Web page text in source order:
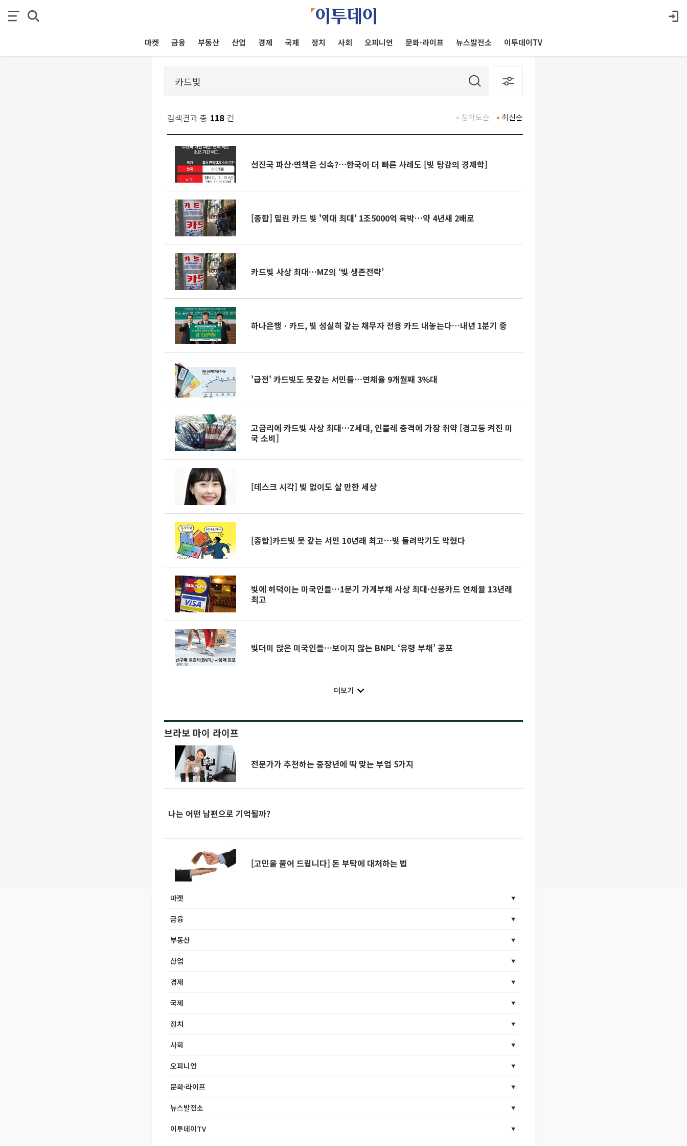
마켓 금융 부동산 산업 경제 국제 정치 사회 오피니언 문화·라이프 뉴스발전소 이투데이TV
검색결과 총 118 건 최신순
정확도순
선진국 파산·면책은 신속?⋯한국이 더 빠른 사례도 [빚 탕감의 경제학]
[종합] 밀린 카드 빚 '역대 최대' 1조5000억 육박…약 4년새 2배로
카드빚 사상 최대…MZ의 ‘빚 생존전략’
하나은행ㆍ카드, 빚 성실히 갚는 채무자 전용 카드 내놓는다…내년 1분기 중
'급전' 카드빚도 못갚는 서민들…연체율 9개월째 3%대
고금리에 카드빚 사상 최대…Z세대, 인플레 충격에 가장 취약 [경고등 켜진 미
국 소비]
[데스크 시각] 빚 없이도 살 만한 세상
[종합]카드빚 못 갚는 서민 10년래 최고…빚 돌려막기도 막혔다
빚에 허덕이는 미국인들…1분기 가계부채 사상 최대·신용카드 연체율 13년래
최고
빚더미 앉은 미국인들…보이지 않는 BNPL ‘유령 부채’ 공포
더보기
브라보 마이 라이프
전문가가 추천하는 중장년에 딱 맞는 부업 5가지
나는 어떤 남편으로 기억될까?
[고민을 풀어 드립니다] 돈 부탁에 대처하는 법
마켓
금융
부동산
산업
경제
국제
정치
사회
오피니언
문화·라이프
뉴스발전소
이투데이TV